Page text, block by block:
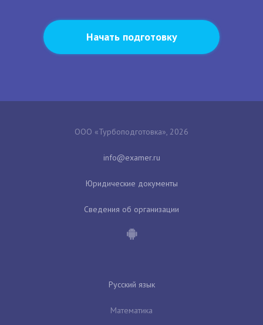
Начать подготовку
ООО «Турбоподготовка», 2026
Юридические документы
Сведения об организации
Русский язык
Математика